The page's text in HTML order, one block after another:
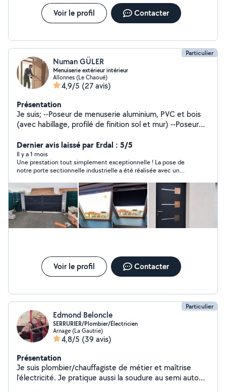
Voir le profil Contacter
Particulier
Numan GÜLER
Menuiserie extérieur intérieur
Allonnes (Le Chaoué)
4,9/5 (27 avis)
Présentation
Je suis; --Poseur de menuserie aluminium, PVC et bois
(avec habillage, profilé de finition sol et mur) --Poseur
parquet --Murideaux --Véranda --Store banne --Montage
de porte garage --Montage de porte automatique --
Poseur un portail ( manuel, automatique) --Poseur une
cloture ( metallique, panneaux) --Poseur un garde-corps
pour balcon, terrasse et grenier (metallique,
aluminium...) --Installateur de plafond suspendu --
Installation de cabine de douche
Dernier avis laissé par Erdal : 5/5
Il y a 1 mois
Une prestation tout simplement exceptionnelle ! La pose de
notre porte sectionnelle industrielle a été réalisée avec un
réalisation exemplaire !
Voir le profil Contacter
Particulier
Edmond Beloncle
SERRURIER/Plombier/Électricien
Arnage (La Gautrie)
4,8/5 (39 avis)
Présentation
Je suis plombier/chauffagiste de métier et maîtrise
l'électricité. Je pratique aussi la soudure au semi auto